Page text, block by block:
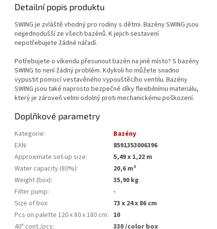
Detailní popis produktu
SWING je zvláště vhodný pro rodiny s dětmi. Bazény SWING jsou
nejjednodušší ze všech bazénů. K jejich sestavení
nepotřebujete žádné nářadí.
Potřebujete o víkendu přesunout bazén na jiné místo? S bazény
SWING to není žádný problém. Kdykoli ho můžete snadno
vypustit pomocí vestavěného vypouštěcího ventilu. Bazény
SWING jsou také naprosto bezpečné díky flexibilnímu materiálu,
který je zároveň velmi odolný proti mechanickému poškození.
Doplňkové parametry
Kategorie:
Bazény
EAN:
8591353006396
Approximate set-up size:
5,49 x 1,22 m
Water capacity (80%):
20,6 m³
Weight (box):
35,90 kg
Filter pump:
-
Size of box:
73 x 24 x 86 cm
Pcs on palette 120 x 80 x 180 cm: 10
40" cont./pcs:
330 /color box